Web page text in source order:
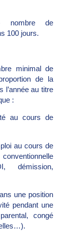
nombre de
100 jours.
minimal de
de la
l’année au titre
:
au cours de
au cours de
démission,
une position
pendant une
congé